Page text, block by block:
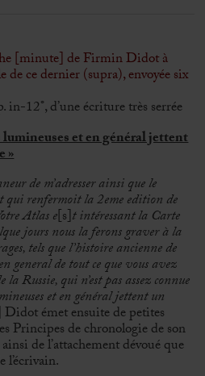
[minute] de Firmin Didot à
de ce dernier (supra), envoyée six
12°, d’une écriture très serrée
lumineuses et en général jettent
»
de m’adresser ainsi que le
qui renfermoit la 2eme edition de
Atlas e[s]t intéressant la Carte
jours nous la ferons graver à la
tels que l’histoire ancienne de
general de tout ce que vous avez
Russie, qui n’est pas assez connue
et en général jettent un
émet ensuite de petites
Principes de chronologie de son
de l’attachement dévoué que
l’écrivain.